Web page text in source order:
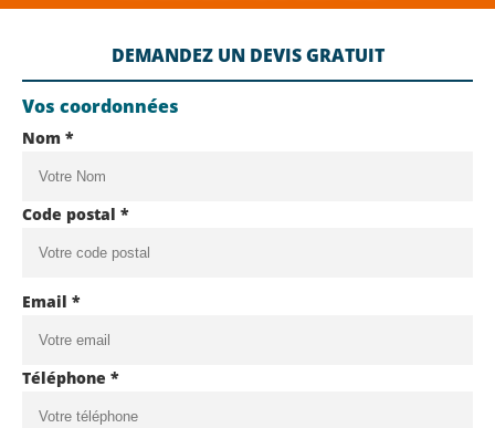
DEMANDEZ UN DEVIS GRATUIT
Vos coordonnées
Nom *
Code postal *
Email *
Téléphone *